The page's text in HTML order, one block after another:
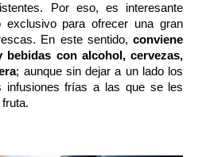
Por eso, es interesante
exclusivo para ofrecer una gran
En este sentido,conviene
bebidas con alcohol, cervezas,
; aunque sin dejar a un lado los
infusiones frías a las que se les